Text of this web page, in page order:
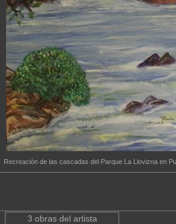
Recreación de las cascadas del Parque La Llovizna en
3 obras del artista